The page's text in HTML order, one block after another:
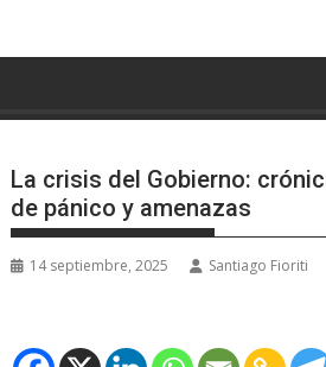
La crisis del Gobierno:
de pánico y amenazas
14 septiembre, 2025 Santiago Fioriti